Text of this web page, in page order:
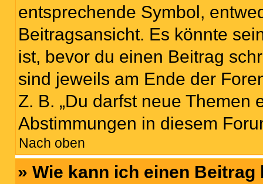
entsprechende Symbol,
Beitragsansicht. Es könnte
ist, bevor du einen Beitrag
sind jeweils am Ende der
Z. B. „Du darfst neue Themen
Abstimmungen in diesem
Nach oben
» Wie kann ich einen